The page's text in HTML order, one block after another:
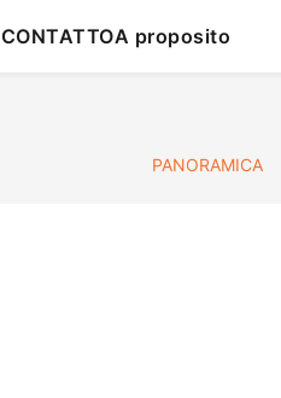
CONTATTOA proposito
PANORAMICA